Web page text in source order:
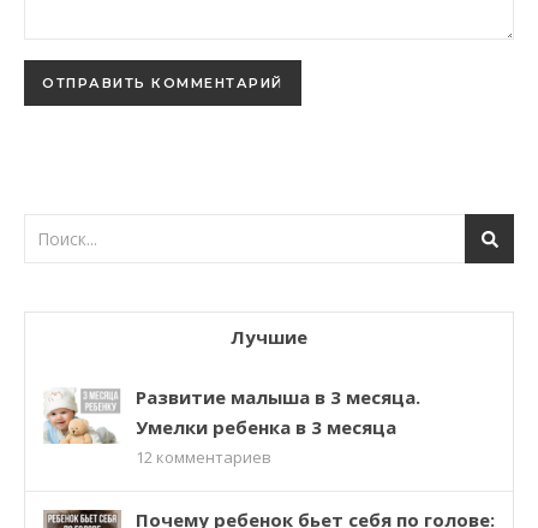
Лучшие
Развитие малыша в 3 месяца.
Умелки ребенка в 3 месяца
12 комментариев
Почему ребенок бьет себя по голове: